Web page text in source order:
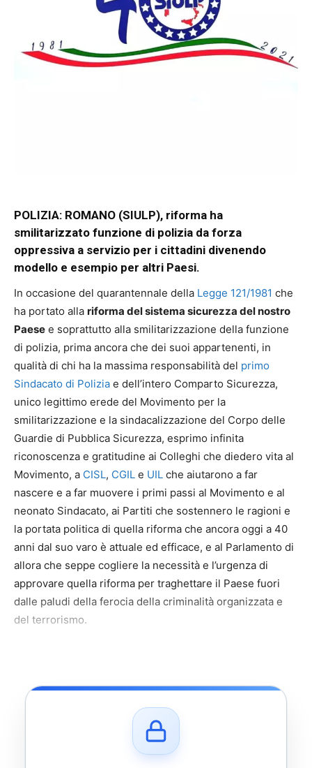
POLIZIA: ROMANO (SIULP), riforma ha
smilitarizzato funzione di polizia da forza
oppressiva a servizio per i cittadini divenendo
modello e esempio per altri Paesi.
In occasione del quarantennale della Legge 121/1981 che
ha portato alla riforma del sistema sicurezza del nostro
Paese e soprattutto alla smilitarizzazione della funzione
di polizia, prima ancora che dei suoi appartenenti, in
qualità di chi ha la massima responsabilità del primo
Sindacato di Polizia e dell’intero Comparto Sicurezza,
unico legittimo erede del Movimento per la
smilitarizzazione e la sindacalizzazione del Corpo delle
Guardie di Pubblica Sicurezza, esprimo infinita
riconoscenza e gratitudine ai Colleghi che diedero vita al
Movimento, a CISL, CGIL e UIL che aiutarono a far
nascere e a far muovere i primi passi al Movimento e al
neonato Sindacato, ai Partiti che sostennero le ragioni e
la portata politica di quella riforma che ancora oggi a 40
anni dal suo varo è attuale ed efficace, e al Parlamento di
allora che seppe cogliere la necessità e l’urgenza di
approvare quella riforma per traghettare il Paese fuori
dalle paludi della ferocia della criminalità organizzata e
del terrorismo.